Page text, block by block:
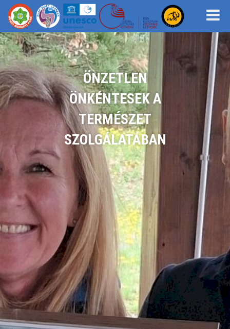
ÖNZETLEN
ÖNKÉNTESEK A
TERMÉSZET
SZOLGÁLATÁBAN